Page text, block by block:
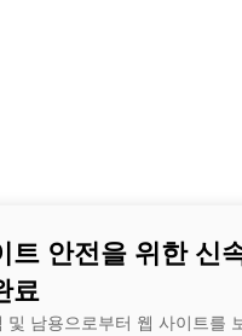
트 안전을 위한 신
료
및 남용으로부터 웹 사이트를